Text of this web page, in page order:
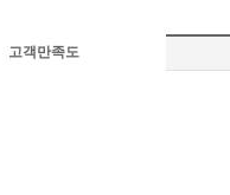
고객만족도